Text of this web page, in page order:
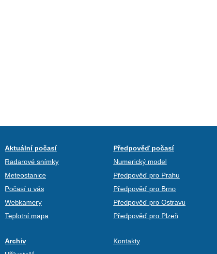
Aktuální počasí
Radarové snímky
Meteostanice
Počasí u vás
Webkamery
Teplotní mapa
Předpověď počasí
Numerický model
Předpověď pro Prahu
Předpověď pro Brno
Předpověď pro Ostravu
Předpověď pro Plzeň
Archiv
Kontakty